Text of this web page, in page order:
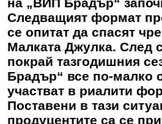
Следващият формат
се опитат да спасят
Малката Джулка. След
покрай тазгодишния
Брадър“ все по-малко
участват в риалити
Поставени в тази
продуцентите са се